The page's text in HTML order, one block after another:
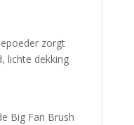
zorgt
lichte dekking
Big Fan Brush